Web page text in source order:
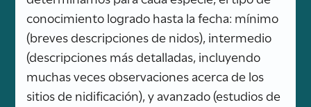
conocimiento logrado hasta la fecha: mínimo
(breves descripciones de nidos), intermedio
(descripciones más detalladas, incluyendo
muchas veces observaciones acerca de los
sitios de nidificación), y avanzado (estudios de